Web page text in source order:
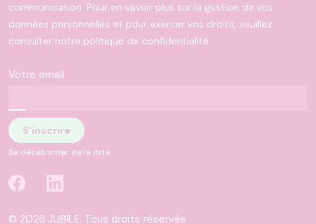
communication. Pour en savoir plus sur la gestion de vos
données personnelles et pour exercer vos droits, veuillez
consulter notre politique de confidentialité.
Votre email
Se désabonner de la liste
© 2026 JUBILE. Tous droits réservés